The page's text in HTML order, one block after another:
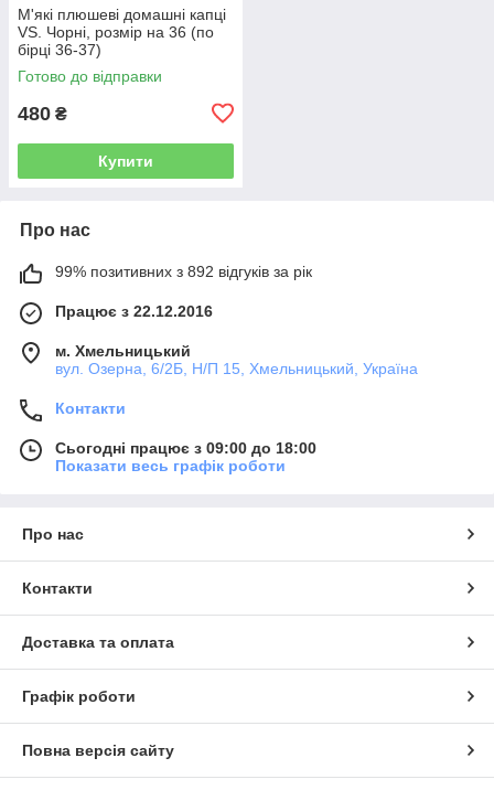
М'які плюшеві домашні капці
VS. Чорні, розмір на 36 (по
бірці 36-37)
Готово до відправки
480 ₴
Купити
Про нас
99% позитивних з 892 відгуків за рік
Працює з 22.12.2016
м. Хмельницький
вул. Озерна, 6/2Б, Н/П 15, Хмельницький, Україна
Контакти
Сьогодні працює з 09:00 до 18:00
Показати весь графік роботи
Про нас
Контакти
Доставка та оплата
Графік роботи
Повна версія сайту